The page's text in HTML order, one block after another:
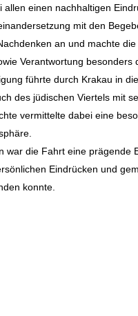
allen einen nachhaltigen
mit den
an und machte die
Verantwortung besonders
führte durch Krakau in
des jüdischen Viertels mit
vermittelte dabei eine
war die Fahrt eine prägende
Eindrücken und
konnte.